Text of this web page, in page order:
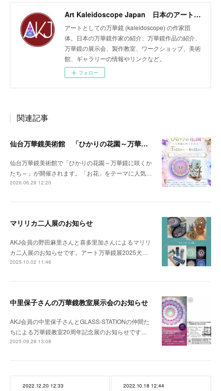
Art Kaleidoscope Japan 日本のアート万華鏡の作家団体
アートとしての万華鏡 (kaleidoscope) の作家団
体。日本の万華鏡作家の紹介、万華鏡作品の紹介、
万華鏡の展示会、製作教室、ワークショップ、美術
館、ギャラリーの情報やリンクなど。
フォロー
関連記事
仙台万華鏡美術館 「ひかりの花園～万華鏡に咲くかたち～」開催のお知らせ
仙台万華鏡美術館で「ひかりの花園～万華鏡に咲くか
たち～」が開催されます。「お花」をテーマに人気…
2026.06.29 12:20
マリリカ二人展のお知らせ
AKJ会員の野田麻里さんと喜多里加さんによるマリリ
カ二人展のお知らせです。アート万華鏡展2025犬…
2025.10.02 11:46
中里保子さんの万華鏡教室展示会のお知らせ
AKJ会員の中里保子さんとGLASS-STATIONの仲間た
ちによる万華鏡教室20周年記念展のお知らせです…
2025.09.28 13:08
2022.12.20 12:33 2022.10.18 12:44